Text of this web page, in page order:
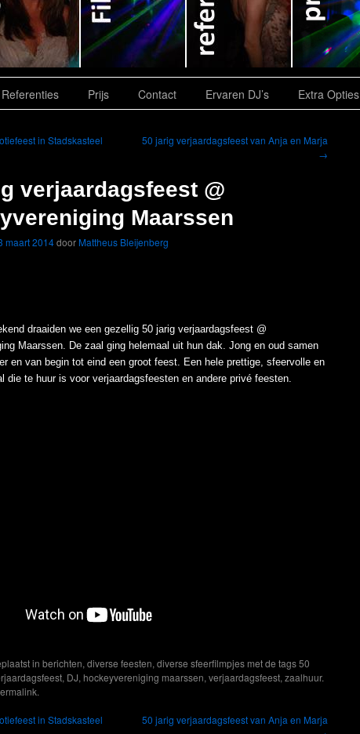
Referenties Prijs Contact Ervaren DJ’s Extra Opties
in Stadskasteel
50 jarig verjaardagsfeest van Anja en Marja
→
verjaardagsfeest @
Maarssen
maart 2014door Mattheus Bleijenberg
draaiden we een gezellig 50 jarig verjaardagsfeest @
Maarssen. De zaal ging helemaal uit hun dak. Jong en oud samen
en van begin tot eind een groot feest. Een hele prettige, sfeervolle en
die te huur is voor verjaardagsfeesten en andere privé feesten.
in berichten, diverse feesten, diverse sfeerfilmpjes met de tags50
, DJ, hockeyvereniging maarssen, verjaardagsfeest, zaalhuur.
.
in Stadskasteel
50 jarig verjaardagsfeest van Anja en Marja